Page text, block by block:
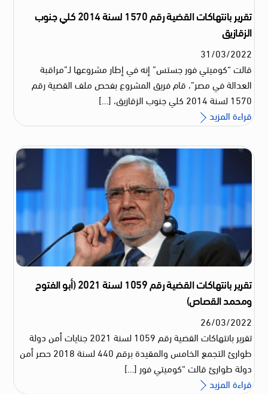
تقرير بانتهاكات القضية رقم 1570 لسنة 2014 كلي جنوب
الزقازيق
31/03/2022
قالت “كوميتي فور جستس” إنه في إطار مشروعها لـ”مراقبة
العدالة في مصر”، قام فريق المشروع بفحص ملف القضية رقم
1570 لسنة 2014 كلي جنوب الزقازيق، […]
قراءة المزيد
تقرير بانتهاكات القضية رقم 1059 لسنة 2021 (أبو الفتوح
ومحمد القصاص)
26/03/2022
تقرير بانتهاكات القضية رقم 1059 لسنة 2021 جنايات أمن دولة
طوارئ التجمع الخامس والمقيدة برقم 440 لسنة 2018 حصر أمن
دولة طوارئ قالت “كوميتي فور […]
قراءة المزيد